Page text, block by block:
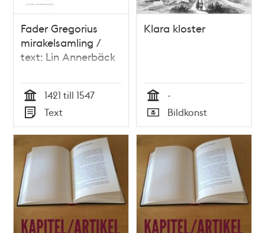
Fader Gregorius
mirakelsamling /
text: Lin Annerbäck
Tid
1421 till 1547
Typ
Text
Klara kloster
Tid
-
Typ
Bildkonst